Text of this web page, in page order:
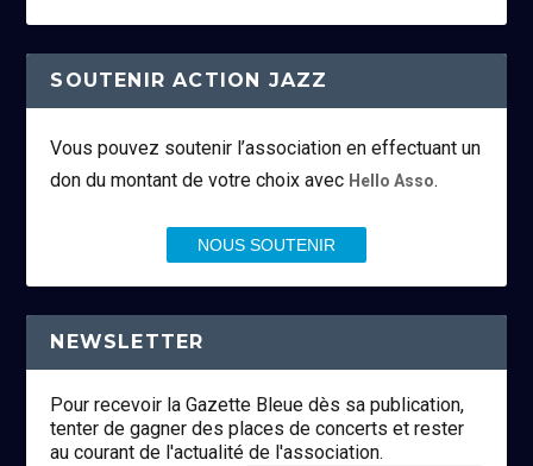
SOUTENIR ACTION JAZZ
Vous pouvez soutenir l’association en effectuant un
don du montant de votre choix avec Hello Asso.
NOUS SOUTENIR
NEWSLETTER
Pour recevoir la Gazette Bleue dès sa publication,
tenter de gagner des places de concerts et rester
au courant de l'actualité de l'association.